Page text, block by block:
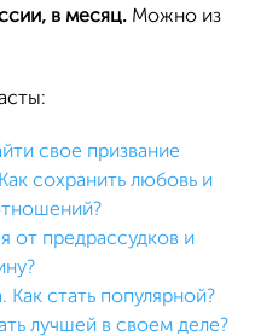
в месяц. Можно из
свое призвание
сохранить любовь и
от предрассудков и
стать популярной?
лучшей в своем деле?